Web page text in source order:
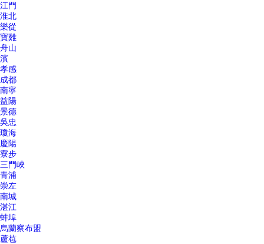
江門
淮北
樂從
寶雞
舟山
濱
孝感
成都
南寧
益陽
景德
吳忠
瓊海
慶陽
寮步
三門峽
青浦
崇左
南城
湛江
蚌埠
烏蘭察布盟
蘆苞